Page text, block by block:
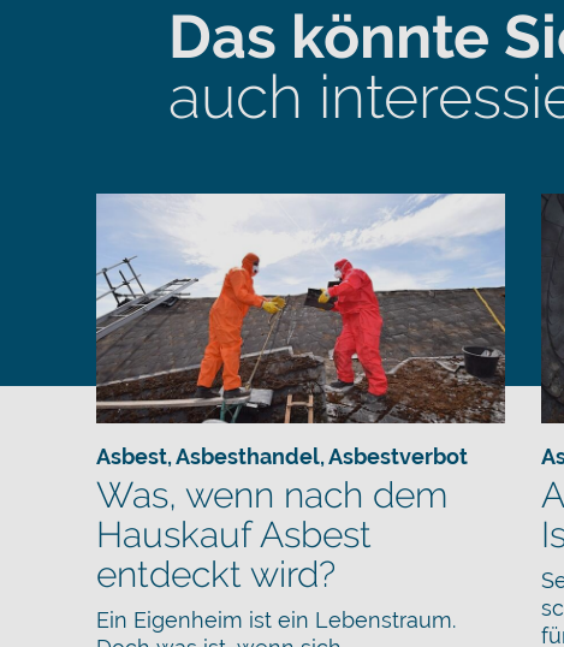
Das könnte
auch
Asbest,Asbesthandel,Asbestverbot
Was, wenn nach dem
Hauskauf Asbest
entdeckt wird?
Ein Eigenheim ist ein Lebenstraum.